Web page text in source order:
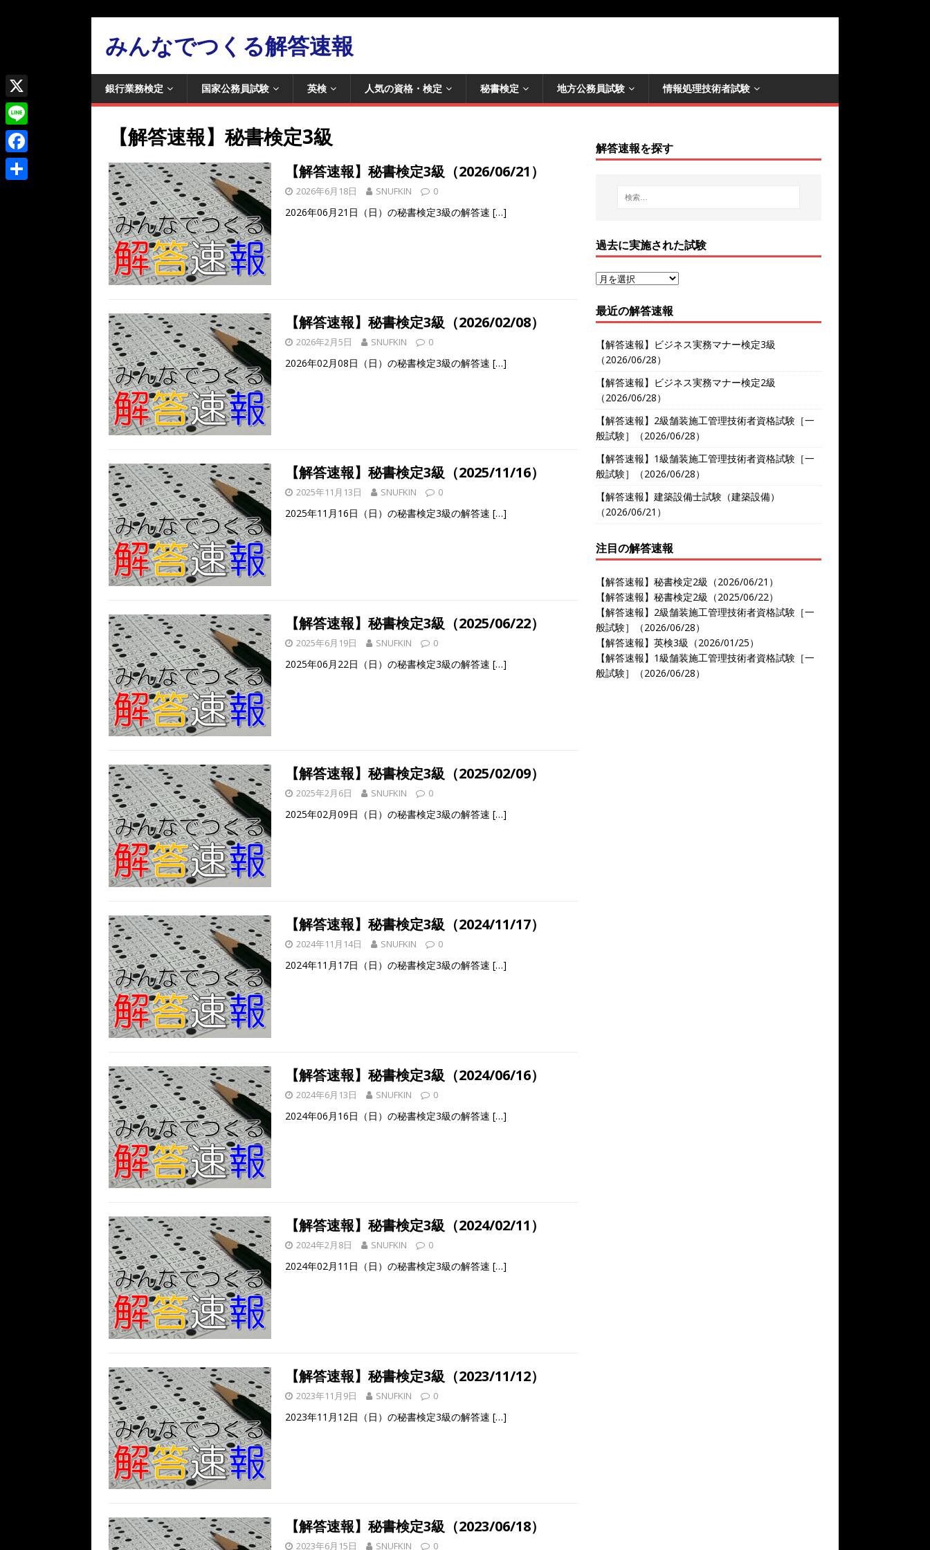
みんなでつくる解答速報
銀行業務検定 国家公務員試験 英検 人気の資格・検定 秘書検定 地方公務員試験 情報処理技術者試験
【解答速報】秘書検定3級
【解答速報】秘書検定3級（2026/06/21）
2026年6月18日 SNUFKIN 0
2026年06月21日（日）の秘書検定3級の解答速 […]
【解答速報】秘書検定3級（2026/02/08）
2026年2月5日 SNUFKIN 0
2026年02月08日（日）の秘書検定3級の解答速 […]
【解答速報】秘書検定3級（2025/11/16）
2025年11月13日 SNUFKIN 0
2025年11月16日（日）の秘書検定3級の解答速 […]
【解答速報】秘書検定3級（2025/06/22）
2025年6月19日 SNUFKIN 0
2025年06月22日（日）の秘書検定3級の解答速 […]
【解答速報】秘書検定3級（2025/02/09）
2025年2月6日 SNUFKIN 0
2025年02月09日（日）の秘書検定3級の解答速 […]
【解答速報】秘書検定3級（2024/11/17）
2024年11月14日 SNUFKIN 0
2024年11月17日（日）の秘書検定3級の解答速 […]
【解答速報】秘書検定3級（2024/06/16）
2024年6月13日 SNUFKIN 0
2024年06月16日（日）の秘書検定3級の解答速 […]
【解答速報】秘書検定3級（2024/02/11）
2024年2月8日 SNUFKIN 0
2024年02月11日（日）の秘書検定3級の解答速 […]
【解答速報】秘書検定3級（2023/11/12）
2023年11月9日 SNUFKIN 0
2023年11月12日（日）の秘書検定3級の解答速 […]
【解答速報】秘書検定3級（2023/06/18）
2023年6月15日 SNUFKIN 0
解答速報を探す
過去に実施された試験
最近の解答速報
【解答速報】ビジネス実務マナー検定3級
（2026/06/28）
【解答速報】ビジネス実務マナー検定2級
（2026/06/28）
【解答速報】2級舗装施工管理技術者資格試験［一
般試験］（2026/06/28）
【解答速報】1級舗装施工管理技術者資格試験［一
般試験］（2026/06/28）
【解答速報】建築設備士試験（建築設備）
（2026/06/21）
注目の解答速報
【解答速報】秘書検定2級（2026/06/21）
【解答速報】秘書検定2級（2025/06/22）
【解答速報】2級舗装施工管理技術者資格試験［一
般試験］（2026/06/28）
【解答速報】英検3級（2026/01/25）
【解答速報】1級舗装施工管理技術者資格試験［一
般試験］（2026/06/28）
X
L
i
n
F